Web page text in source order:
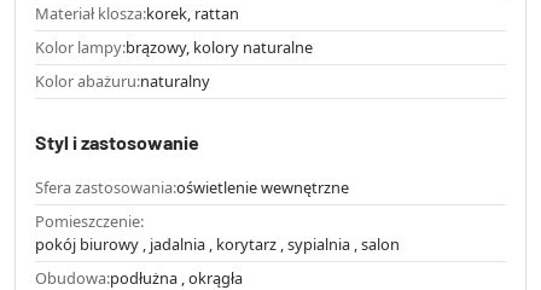
Materiał klosza:korek, rattan
Kolor lampy:brązowy, kolory naturalne
Kolor abażuru:naturalny
Styl i zastosowanie
Sfera zastosowania:oświetlenie wewnętrzne
Pomieszczenie:
pokój biurowy , jadalnia , korytarz , sypialnia , salon
Obudowa:podłużna , okrągła